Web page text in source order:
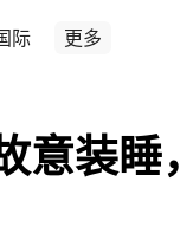
际 更多
意装睡